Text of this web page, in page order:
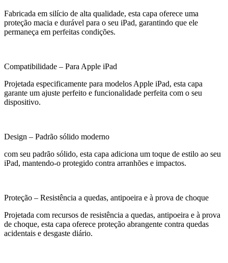
Fabricada em silício de alta qualidade, esta capa oferece uma
proteção macia e durável para o seu iPad, garantindo que ele
permaneça em perfeitas condições.
Compatibilidade – Para Apple iPad
Projetada especificamente para modelos Apple iPad, esta capa
garante um ajuste perfeito e funcionalidade perfeita com o seu
dispositivo.
Design – Padrão sólido moderno
com seu padrão sólido, esta capa adiciona um toque de estilo ao seu
iPad, mantendo-o protegido contra arranhões e impactos.
Proteção – Resistência a quedas, antipoeira e à prova de choque
Projetada com recursos de resistência a quedas, antipoeira e à prova
de choque, esta capa oferece proteção abrangente contra quedas
acidentais e desgaste diário.